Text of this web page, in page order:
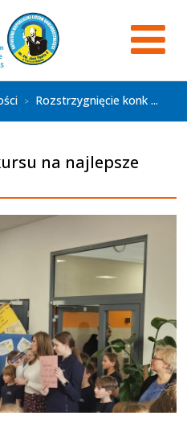
> Rozstrzygnięcie konk ...
na najlepsze